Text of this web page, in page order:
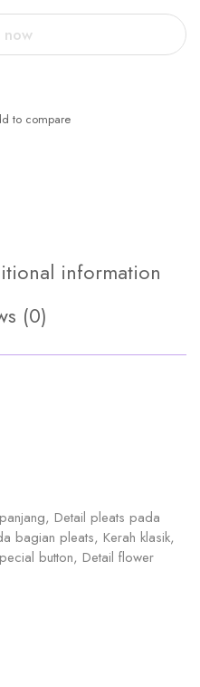
now
information
(0)
Detail pleats pada
bagian pleats, Kerah klasik,
button, Detail flower